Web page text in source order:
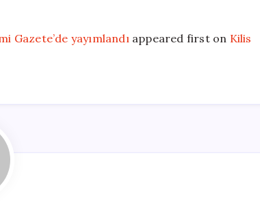
Gazete’de yayımlandıappeared first on Kilis